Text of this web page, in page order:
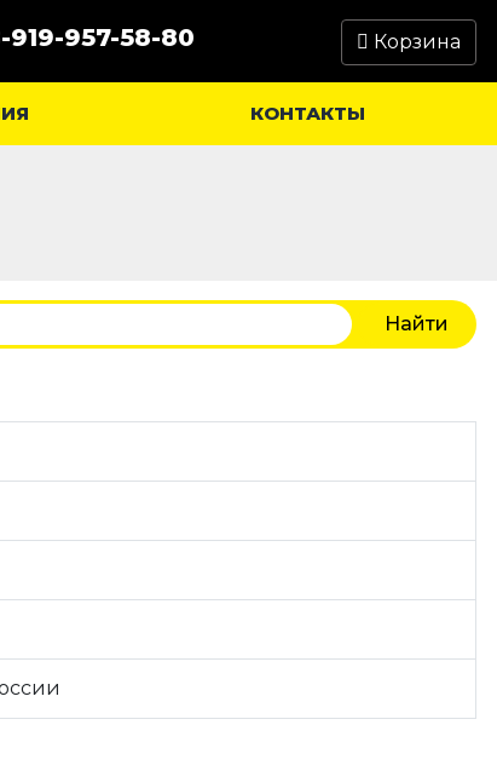
919-957-58-80 Корзина
КОНТАКТЫ